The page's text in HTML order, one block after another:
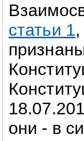
статьи 1
они - в